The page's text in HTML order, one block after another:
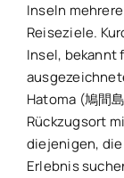
Inseln
Reiseziele.
Insel, bekannt
Hatoma (鳩間
Rückzugsort
diejenigen,
Erlebnis